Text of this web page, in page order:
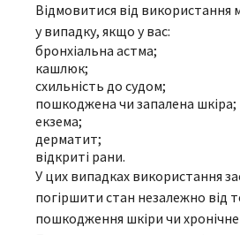
Відмовитися від використання
у випадку, якщо у вас:
бронхіальна астма;
кашлюк;
схильність до судом;
пошкоджена чи запалена шкіра;
екзема;
дерматит;
відкриті рани.
У цих випадках використання
погіршити стан незалежно від
пошкодження шкіри чи